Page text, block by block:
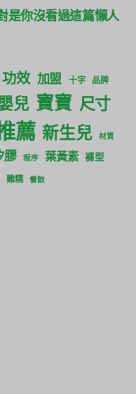
是你沒看過這篇懶人
功效 加盟 十字 品牌
兒 寶寶 尺寸
薦 新生兒 材質
膠 程序 葉黃素 褲型
雞精 餐飲